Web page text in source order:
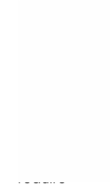
gigantisme
conception
tubes creux